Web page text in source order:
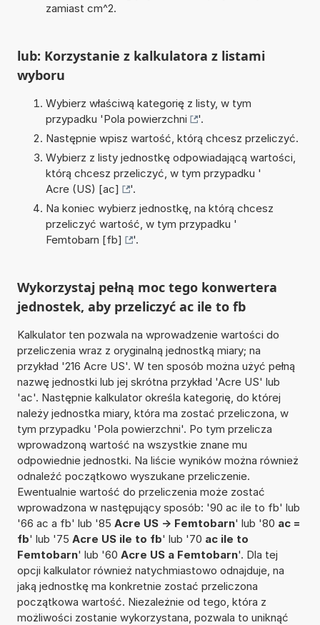
zamiast cm^2.
lub: Korzystanie z kalkulatora z listami
wyboru
Wybierz właściwą kategorię z listy, w tym
przypadku 'Pola powierzchni
'.
Następnie wpisz wartość, którą chcesz przeliczyć.
Wybierz z listy jednostkę odpowiadającą wartości,
którą chcesz przeliczyć, w tym przypadku '
Acre (US) [ac]
'.
Na koniec wybierz jednostkę, na którą chcesz
przeliczyć wartość, w tym przypadku '
Femtobarn [fb]
'.
Wykorzystaj pełną moc tego konwertera
jednostek, aby przeliczyć ac ile to fb
Kalkulator ten pozwala na wprowadzenie wartości do
przeliczenia wraz z oryginalną jednostką miary; na
przykład '216 Acre US'. W ten sposób można użyć pełną
nazwę jednostki lub jej skrótna przykład 'Acre US' lub
'ac'. Następnie kalkulator określa kategorię, do której
należy jednostka miary, która ma zostać przeliczona, w
tym przypadku 'Pola powierzchni'. Po tym przelicza
wprowadzoną wartość na wszystkie znane mu
odpowiednie jednostki. Na liście wyników można również
odnaleźć początkowo wyszukane przeliczenie.
Ewentualnie wartość do przeliczenia może zostać
wprowadzona w następujący sposób: '90 ac ile to fb' lub
'66 ac a fb' lub '85 Acre US -> Femtobarn' lub '80 ac =
fb' lub '75 Acre US ile to fb' lub '70 ac ile to
Femtobarn' lub '60 Acre US a Femtobarn'. Dla tej
opcji kalkulator również natychmiastowo odnajduje, na
jaką jednostkę ma konkretnie zostać przeliczona
początkowa wartość. Niezależnie od tego, która z
możliwości zostanie wykorzystana, pozwala to uniknąć